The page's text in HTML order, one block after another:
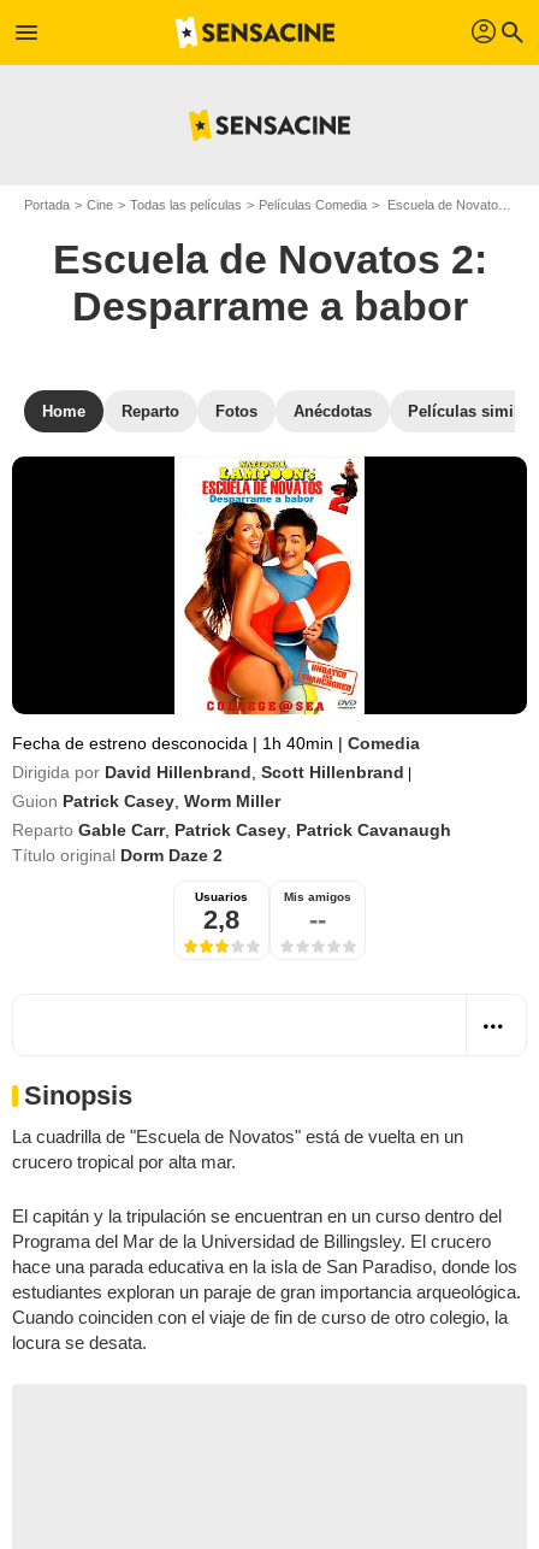
menu profil search
Portada Cine Todas las películas Películas Comedia Escuela de Novatos 2: Desparrame a babor
Escuela de Novatos 2:
Desparrame a babor
Home Reparto Fotos Anécdotas Películas
Fecha de estreno desconocida | 1h 40min | Comedia
Dirigida por David Hillenbrand Scott Hillenbrand
Guion Patrick Casey Worm Miller
Reparto Gable Carr, Patrick Casey Patrick Cavanaugh
Título original Dorm Daze 2
Usuarios
2,8
Mis amigos
--
Sinopsis
La cuadrilla de "Escuela de Novatos" está de vuelta en un
crucero tropical por alta mar.
El capitán y la tripulación se encuentran en un curso dentro del
Programa del Mar de la Universidad de Billingsley. El crucero
hace una parada educativa en la isla de San Paradiso, donde los
estudiantes exploran un paraje de gran importancia arqueológica.
Cuando coinciden con el viaje de fin de curso de otro colegio, la
locura se desata.